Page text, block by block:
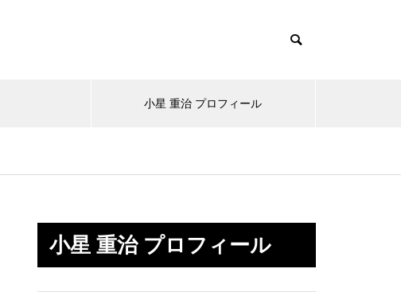
小星 重治 プロフィール
冷え症を改善する第一歩。まず
は入浴習慣を見直そう
互換性はお客様のため
医聖からの警告「人は自然から
小星 重治 プロフィール